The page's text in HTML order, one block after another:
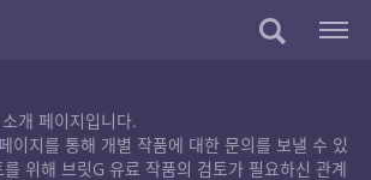
개 페이지입니다.
이지를 통해 개별 작품에 대한 문의를 보낼 수 있
위해 브릿G 유료 작품의 검토가 필요하신 관계